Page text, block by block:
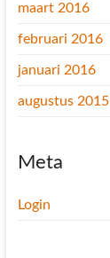
maart 2016
februari 2016
januari 2016
augustus 2015
Meta
Login